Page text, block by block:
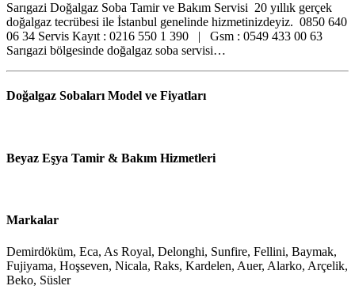
Sarıgazi Doğalgaz Soba Tamir ve Bakım Servisi 20 yıllık gerçek
doğalgaz tecrübesi ile İstanbul genelinde hizmetinizdeyiz. 0850 640
06 34 Servis Kayıt : 0216 550 1 390 | Gsm : 0549 433 00 63
Sarıgazi bölgesinde doğalgaz soba servisi…
Doğalgaz Sobaları Model ve Fiyatları
Beyaz Eşya Tamir & Bakım Hizmetleri
Markalar
Demirdöküm, Eca, As Royal, Delonghi, Sunfire, Fellini, Baymak,
Fujiyama, Hoşseven, Nicala, Raks, Kardelen, Auer, Alarko, Arçelik,
Beko, Süsler